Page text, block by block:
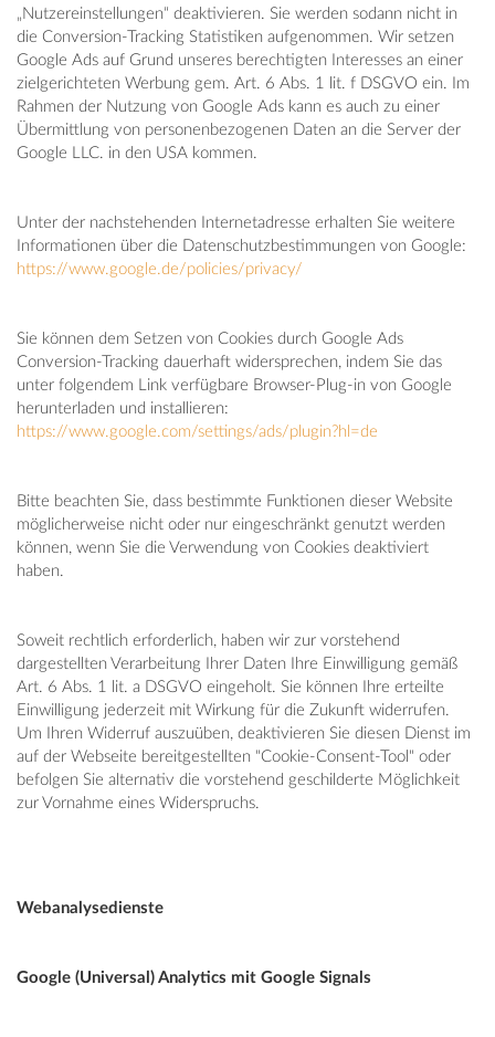
„Nutzereinstellungen“ deaktivieren. Sie werden sodann nicht in
die Conversion-Tracking Statistiken aufgenommen. Wir setzen
Google Ads auf Grund unseres berechtigten Interesses an einer
zielgerichteten Werbung gem. Art. 6 Abs. 1 lit. f DSGVO ein. Im
Rahmen der Nutzung von Google Ads kann es auch zu einer
Übermittlung von personenbezogenen Daten an die Server der
Google LLC. in den USA kommen.
Unter der nachstehenden Internetadresse erhalten Sie weitere
Informationen über die Datenschutzbestimmungen von Google:
https://www.google.de/policies/privacy/
Sie können dem Setzen von Cookies durch Google Ads
Conversion-Tracking dauerhaft widersprechen, indem Sie das
unter folgendem Link verfügbare Browser-Plug-in von Google
herunterladen und installieren:
https://www.google.com/settings/ads/plugin?hl=de
Bitte beachten Sie, dass bestimmte Funktionen dieser Website
möglicherweise nicht oder nur eingeschränkt genutzt werden
können, wenn Sie die Verwendung von Cookies deaktiviert
haben.
Soweit rechtlich erforderlich, haben wir zur vorstehend
dargestellten Verarbeitung Ihrer Daten Ihre Einwilligung gemäß
Art. 6 Abs. 1 lit. a DSGVO eingeholt. Sie können Ihre erteilte
Einwilligung jederzeit mit Wirkung für die Zukunft widerrufen.
Um Ihren Widerruf auszuüben, deaktivieren Sie diesen Dienst im
auf der Webseite bereitgestellten "Cookie-Consent-Tool" oder
befolgen Sie alternativ die vorstehend geschilderte Möglichkeit
zur Vornahme eines Widerspruchs.
Webanalysedienste
Google (Universal) Analytics mit Google Signals